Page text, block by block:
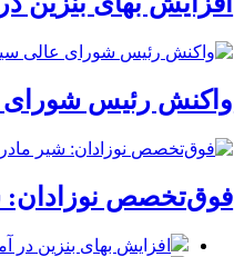
واکنش رئیس شورای
فوق‌تخصص نوزادان:
افزایش بهای بنزین